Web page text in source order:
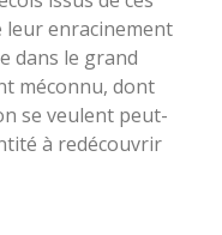
leur enracinement
dans le grand
méconnu, dont
se veulent peut-
à redécouvrir